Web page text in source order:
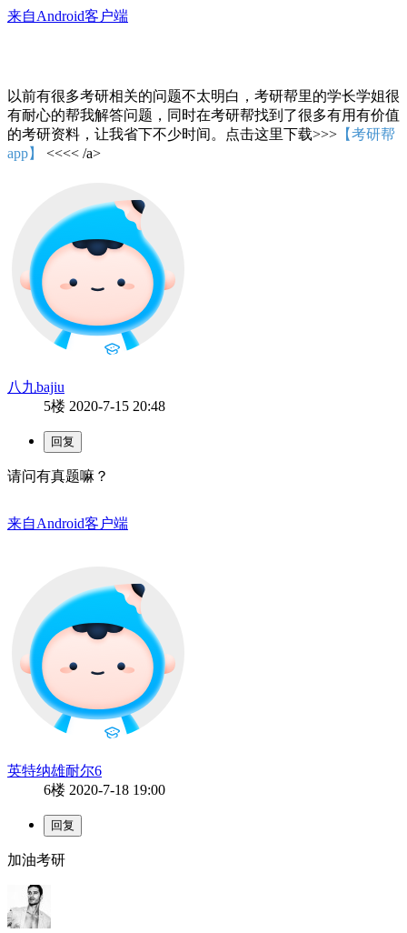
来自Android客户端
以前有很多考研相关的问题不太明白，考研帮里的学长学姐很
有耐心的帮我解答问题，同时在考研帮找到了很多有用有价值
的考研资料，让我省下不少时间。点击这里下载>>> 【考研帮
app】
<<<< /a>
八九bajiu
5楼 2020-7-15 20:48
请问有真题嘛？
来自Android客户端
英特纳雄耐尔6
6楼 2020-7-18 19:00
加油考研